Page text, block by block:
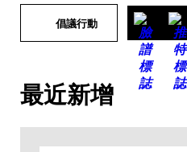
倡議行動
最近新增